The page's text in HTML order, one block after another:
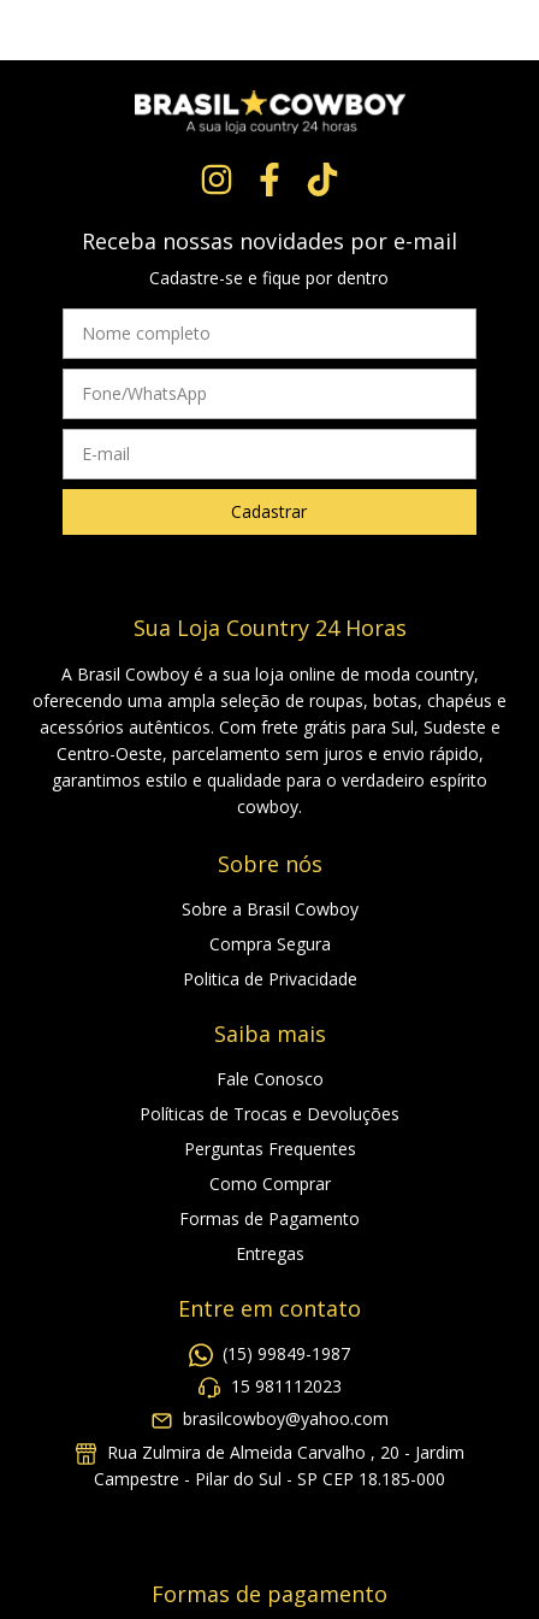
Receba nossas novidades por e-mail
Cadastre-se e fique por dentro
Sua Loja Country 24 Horas
A Brasil Cowboy é a sua loja online de moda country,
oferecendo uma ampla seleção de roupas, botas, chapéus e
acessórios autênticos. Com frete grátis para Sul, Sudeste e
Centro-Oeste, parcelamento sem juros e envio rápido,
garantimos estilo e qualidade para o verdadeiro espírito
cowboy.
Sobre nós
Sobre a Brasil Cowboy
Compra Segura
Politica de Privacidade
Saiba mais
Fale Conosco
Políticas de Trocas e Devoluções
Perguntas Frequentes
Como Comprar
Formas de Pagamento
Entregas
Entre em contato
(15) 99849-1987
15 981112023
brasilcowboy@yahoo.com
Rua Zulmira de Almeida Carvalho , 20 - Jardim
Campestre - Pilar do Sul - SP CEP 18.185-000
Formas de pagamento